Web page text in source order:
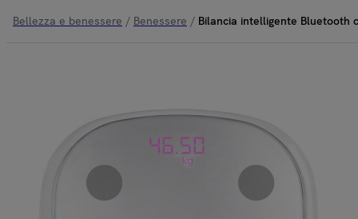
Bellezza e benessere / Benessere / Bilancia intelligente Bluetooth